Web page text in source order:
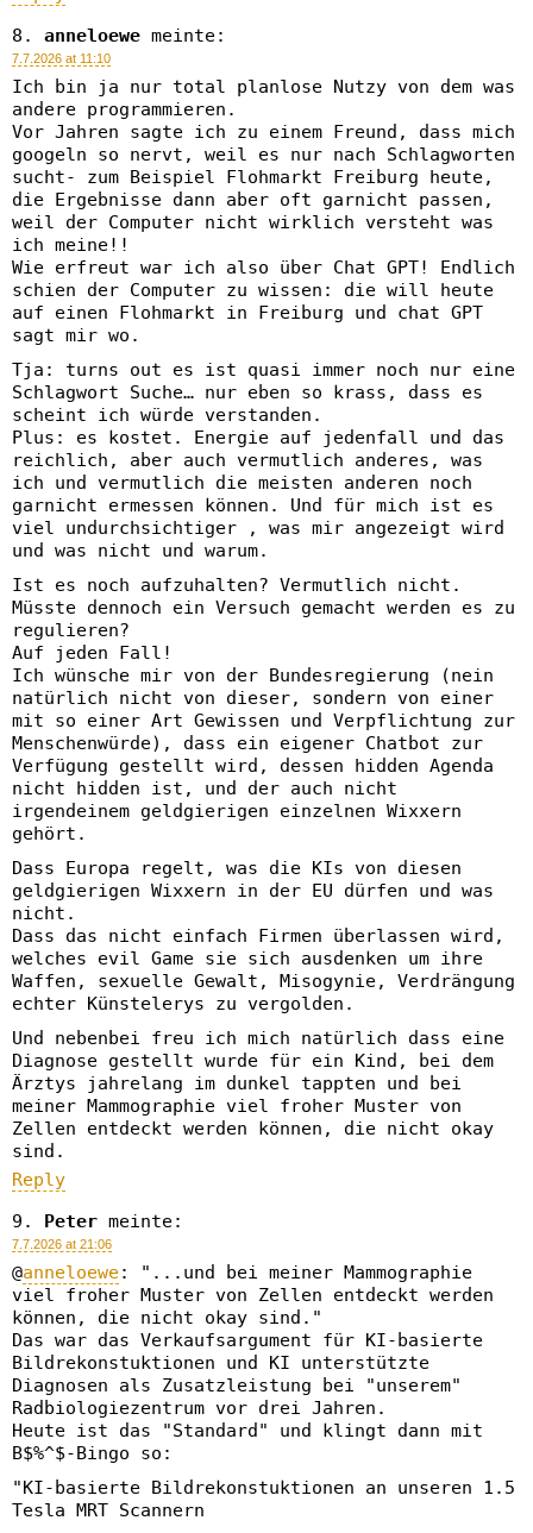
anneloewe meinte:
7.7.2026 at 11:10
Ich bin ja nur total planlose Nutzy von dem was
andere programmieren.
Vor Jahren sagte ich zu einem Freund, dass mich
googeln so nervt, weil es nur nach Schlagworten
sucht- zum Beispiel Flohmarkt Freiburg heute,
die Ergebnisse dann aber oft garnicht passen,
weil der Computer nicht wirklich versteht was
ich meine!!
Wie erfreut war ich also über Chat GPT! Endlich
schien der Computer zu wissen: die will heute
auf einen Flohmarkt in Freiburg und chat GPT
sagt mir wo.
Tja: turns out es ist quasi immer noch nur eine
Schlagwort Suche… nur eben so krass, dass es
scheint ich würde verstanden.
Plus: es kostet. Energie auf jedenfall und das
reichlich, aber auch vermutlich anderes, was
ich und vermutlich die meisten anderen noch
garnicht ermessen können. Und für mich ist es
viel undurchsichtiger , was mir angezeigt wird
und was nicht und warum.
Ist es noch aufzuhalten? Vermutlich nicht.
Müsste dennoch ein Versuch gemacht werden es zu
regulieren?
Auf jeden Fall!
Ich wünsche mir von der Bundesregierung (nein
natürlich nicht von dieser, sondern von einer
mit so einer Art Gewissen und Verpflichtung zur
Menschenwürde), dass ein eigener Chatbot zur
Verfügung gestellt wird, dessen hidden Agenda
nicht hidden ist, und der auch nicht
irgendeinem geldgierigen einzelnen Wixxern
gehört.
Dass Europa regelt, was die KIs von diesen
geldgierigen Wixxern in der EU dürfen und was
nicht.
Dass das nicht einfach Firmen überlassen wird,
welches evil Game sie sich ausdenken um ihre
Waffen, sexuelle Gewalt, Misogynie, Verdrängung
echter Künstelerys zu vergolden.
Und nebenbei freu ich mich natürlich dass eine
Diagnose gestellt wurde für ein Kind, bei dem
Ärztys jahrelang im dunkel tappten und bei
meiner Mammographie viel froher Muster von
Zellen entdeckt werden können, die nicht okay
sind.
Reply
Peter meinte:
7.7.2026 at 21:06
@anneloewe: "...und bei meiner Mammographie
viel froher Muster von Zellen entdeckt werden
können, die nicht okay sind."
Das war das Verkaufsargument für KI-basierte
Bildrekonstuktionen und KI unterstützte
Diagnosen als Zusatzleistung bei "unserem"
Radbiologiezentrum vor drei Jahren.
Heute ist das "Standard" und klingt dann mit
B$%^$-Bingo so:
"KI-basierte Bildrekonstuktionen an unseren 1.5
Tesla MRT Scannern